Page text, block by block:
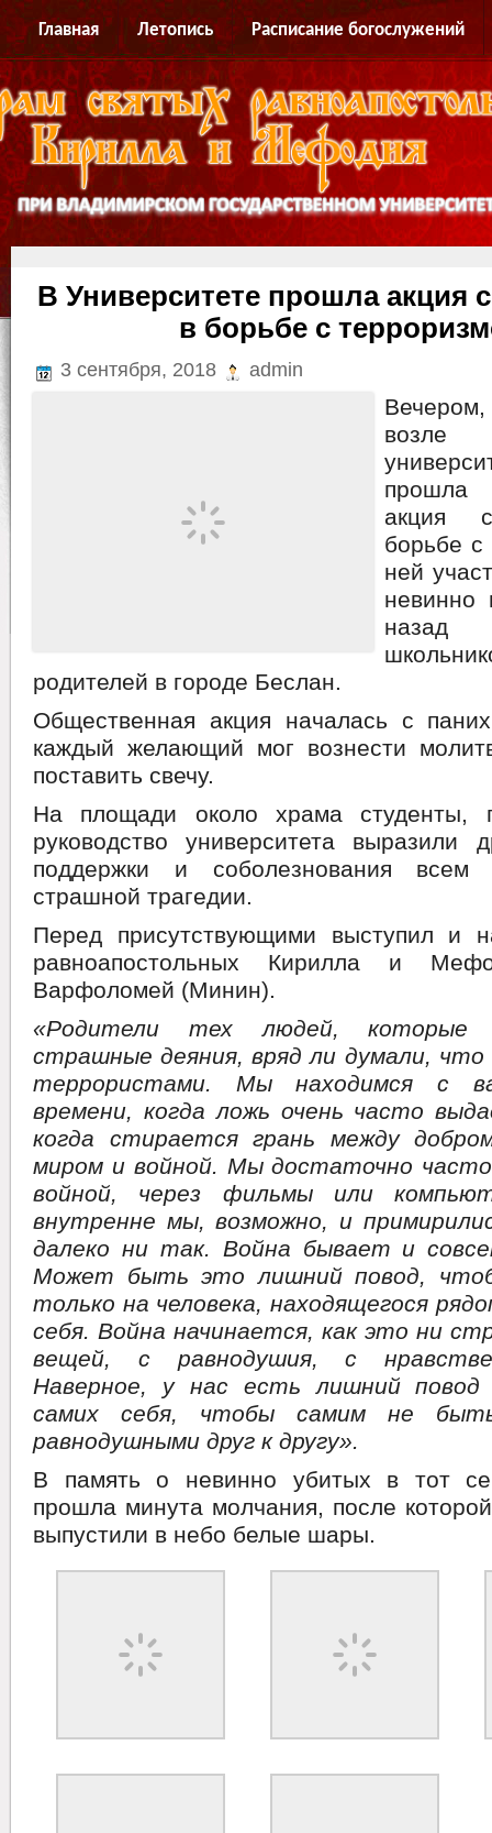
Главная Летопись Расписание богослужений
В Университете прошла акция
в борьбе с
3 сентября, 2018 admin
прошла
акция
борьбе
ней
невинно
родителей в городе Беслан.
Общественная акция началась с
каждый желающий мог вознести
поставить свечу.
На площади около храма студенты,
руководство университета выразили
поддержки и соболезнования всем
страшной трагедии.
Перед присутствующими выступил и
равноапостольных Кирилла и
Варфоломей (Минин).
«Родители тех людей, которые
страшные деяния, вряд ли думали,
террористами. Мы находимся с
времени, когда ложь очень часто
когда стирается грань между
миром и войной. Мы достаточно
войной, через фильмы или
внутренне мы, возможно, и
далеко ни так. Война бывает и
Может быть это лишний повод,
только на человека, находящегося
себя. Война начинается, как это ни
вещей, с равнодушия, с
Наверное, у нас есть лишний повод
самих себя, чтобы самим не
равнодушными друг к другу».
В память о невинно убитых в тот
прошла минута молчания, после
выпустили в небо белые шары.